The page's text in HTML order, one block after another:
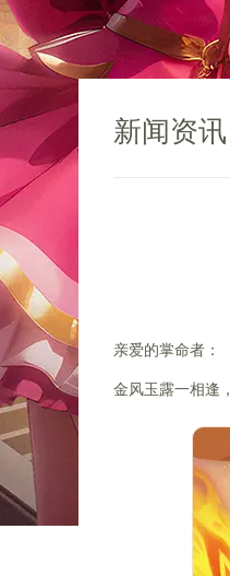
新闻资讯
亲爱的掌命者：
金风玉露一相逢